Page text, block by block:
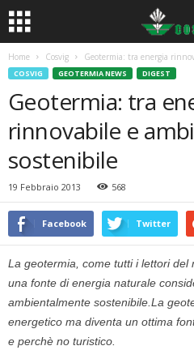
Home Cosvig Geotermia: tra energia
COSVIG GEOTERMIA NEWS DIGEST
Geotermia: tra
rinnovabile e
sostenibile
19 Febbraio 2013 568
Facebook Twitter
La geotermia, come tutti i lettori del
una fonte di energia naturale
ambientalmente sostenibile.La
energetico ma diventa un ottima
e perchè no turistico.